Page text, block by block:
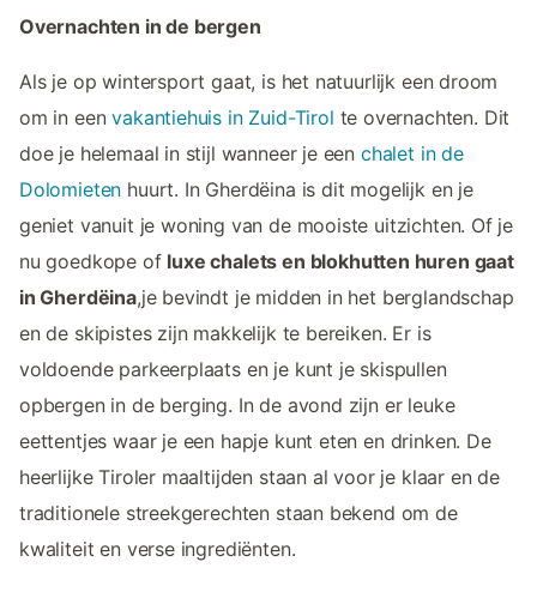
Overnachten in de bergen
Als je op wintersport gaat, is het natuurlijk een droom
om in eenvakantiehuis in Zuid-Tirol te overnachten. Dit
doe je helemaal in stijl wanneer je een chalet in de
Dolomieten huurt. In Gherdëina is dit mogelijk en je
geniet vanuit je woning van de mooiste uitzichten. Of je
nu goedkope of luxe chalets en blokhutten huren gaat
in Gherdëina,je bevindt je midden in het berglandschap
en de skipistes zijn makkelijk te bereiken. Er is
voldoende parkeerplaats en je kunt je skispullen
opbergen in de berging. In de avond zijn er leuke
eettentjes waar je een hapje kunt eten en drinken. De
heerlijke Tiroler maaltijden staan al voor je klaar en de
traditionele streekgerechten staan bekend om de
kwaliteit en verse ingrediënten.